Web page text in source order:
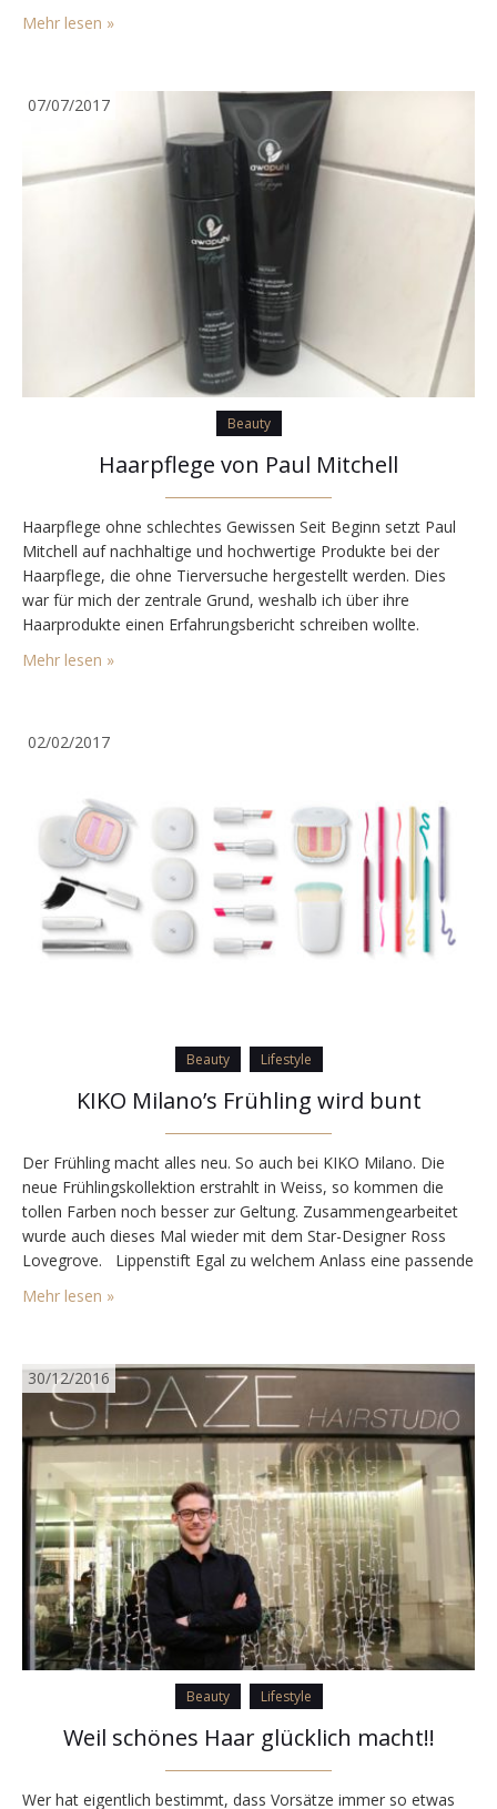
Dreien entscheiden und durfte gleich alle French Kiss testen.
Mehr lesen »
07/07/2017
Beauty
Haarpflege von Paul Mitchell
Haarpflege ohne schlechtes Gewissen Seit Beginn setzt Paul
Mitchell auf nachhaltige und hochwertige Produkte bei der
Haarpflege, die ohne Tierversuche hergestellt werden. Dies
war für mich der zentrale Grund, weshalb ich über ihre
Haarprodukte einen Erfahrungsbericht schreiben wollte.
die luxuriöse Linie von Awapuhi Wild GingerTM. Sie eignet sich
Mehr lesen »
02/02/2017
Beauty Lifestyle
KIKO Milano’s Frühling wird bunt
Der Frühling macht alles neu. So auch bei KIKO Milano. Die
neue Frühlingskollektion erstrahlt in Weiss, so kommen die
tollen Farben noch besser zur Geltung. Zusammengearbeitet
wurde auch dieses Mal wieder mit dem Star-Designer Ross
Lovegrove. Lippenstift Egal zu welchem Anlass eine passende
Lippenstiftfarbe ist schnell gewählt. Eher dezent fürs Business
oder ein sattes Rot für den Clubabend —…
Mehr lesen »
30/12/2016
Beauty Lifestyle
Weil schönes Haar glücklich macht!!
Wer hat eigentlich bestimmt, dass Vorsätze immer so etwas